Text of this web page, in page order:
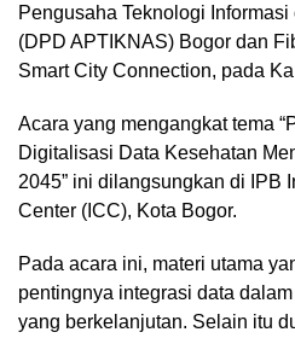
Pengusaha Teknologi
(DPD APTIKNAS) Bogor dan
Smart City Connection, pada
Acara yang mengangkat tema
Digitalisasi Data Kesehatan
2045” ini dilangsungkan di IPB
Center (ICC), Kota Bogor.
Pada acara ini, materi utama
pentingnya integrasi data
yang berkelanjutan. Selain itu